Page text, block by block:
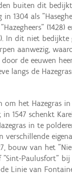
buiten dit
in 1304 als
(1428)
In dit niet bedijkte
aanwezig,
door de eeuwen
langs de
om het Hazegras
in 1547 schenkt
in te
verschillende
bouw van het
"Sint-Paulusfort"
Linie van